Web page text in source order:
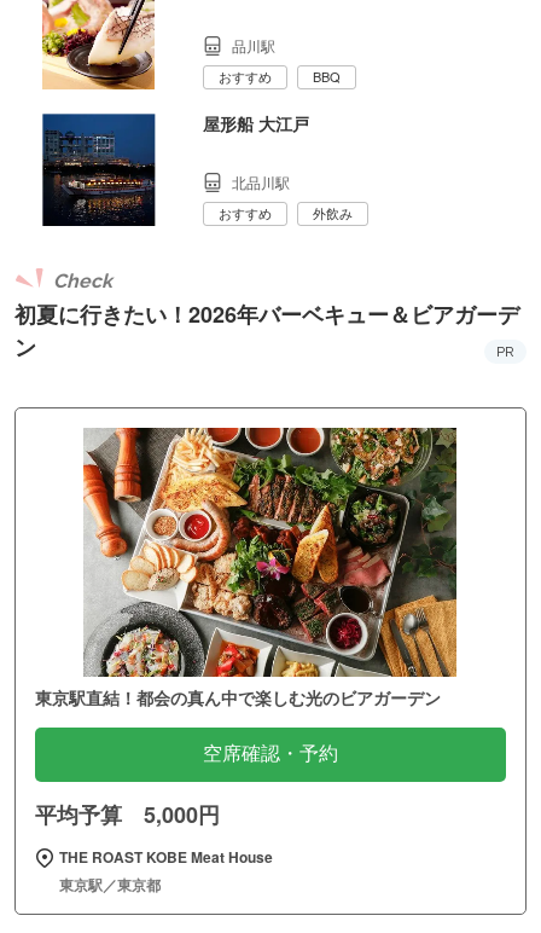
品川駅
おすすめ BBQ
屋形船 大江戸
北品川駅
おすすめ 外飲み
初夏に行きたい！2026年バーベキュー＆ビアガーデ
ン
Check
PR
東京駅直結！都会の真ん中で楽しむ光のビアガーデン
空席確認・予約
平均予算 5,000円
THE ROAST KOBE Meat House
東京駅／東京都